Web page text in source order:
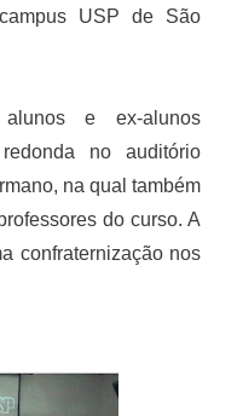
USP de São
e ex-alunos
no auditório
na qual também
do curso. A
confraternização nos